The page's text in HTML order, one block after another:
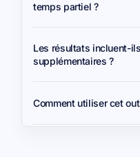
temps partiel ?
Les résultats incluent-
supplémentaires ?
Comment utiliser cet